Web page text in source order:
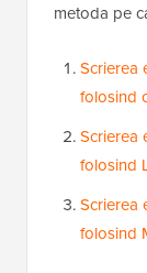
metoda pe
Scrierea
folosind
Scrierea
folosind
Scrierea
folosind